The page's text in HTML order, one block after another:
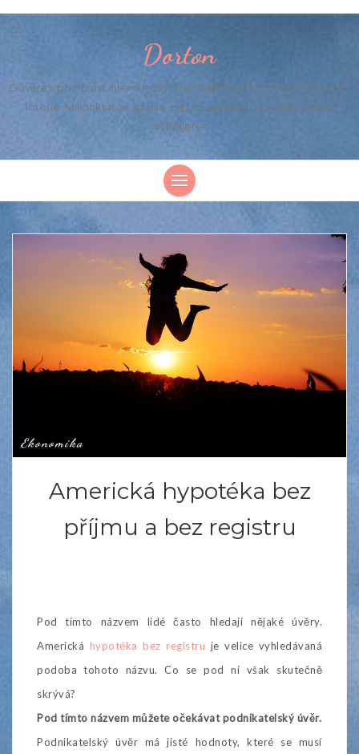
Dorton
Důvěra v poctivost internetových stránek je jako učiněná sázka do
loterie. Milionkrát se spálíte, než to právě s tou naší konečně
vyhrajete.
Ekonomika
Americká hypotéka bez
příjmu a bez registru
Pod tímto názvem lidé často hledají nějaké úvěry.
Americká hypotéka bez registru je velice vyhledávaná
podoba tohoto názvu. Co se pod ní však skutečně
skrývá?
Pod tímto názvem můžete očekávat podnikatelský úvěr.
Podnikatelský úvěr má jisté hodnoty, které se musí